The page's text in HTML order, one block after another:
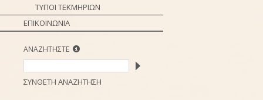
ΤΥΠΟΙ ΤΕΚΜΗΡΙΩΝ
ΕΠΙΚΟΙΝΩΝΙΑ
ΑΝΑΖΗΤΗΣΤΕ
ΣΥΝΘΕΤΗ ΑΝΑΖΗΤΗΣΗ